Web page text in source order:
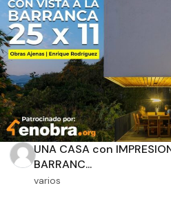
UNA CASA con
BARRANC...
varios
Dimensiones
m2 de construcción
m2 de terreno